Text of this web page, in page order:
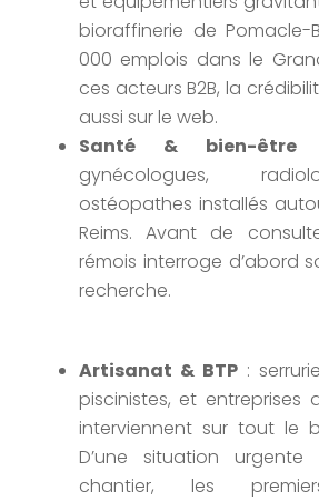
bioraffinerie de Pomacle-
000 emplois dans le
ces acteurs B2B, la
aussi sur le web.
Santé & bien-être
gynécologues,
ostéopathes installés
Reims. Avant de
rémois interroge d’abord
recherche.
Artisanat & BTP:
piscinistes, et entreprises
interviennent sur tout le
D’une situation
chantier, les